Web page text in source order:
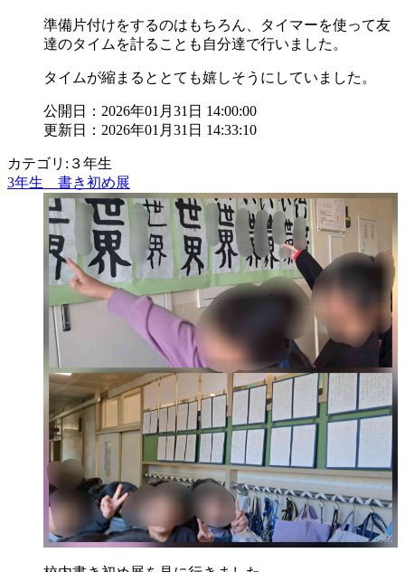
準備片付けをするのはもちろん、タイマーを使って友
達のタイムを計ることも自分達で行いました。
タイムが縮まるととても嬉しそうにしていました。
公開日：2026年01月31日 14:00:00
更新日：2026年01月31日 14:33:10
カテゴリ:３年生
3年生 書き初め展